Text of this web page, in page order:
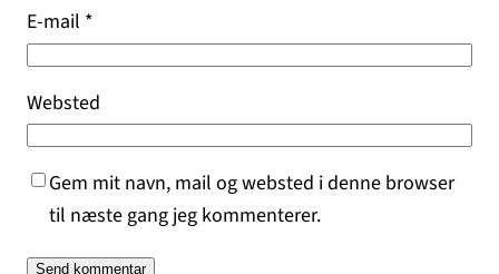
E-mail *
Websted
Gem mit navn, mail og websted i denne browser
til næste gang jeg kommenterer.